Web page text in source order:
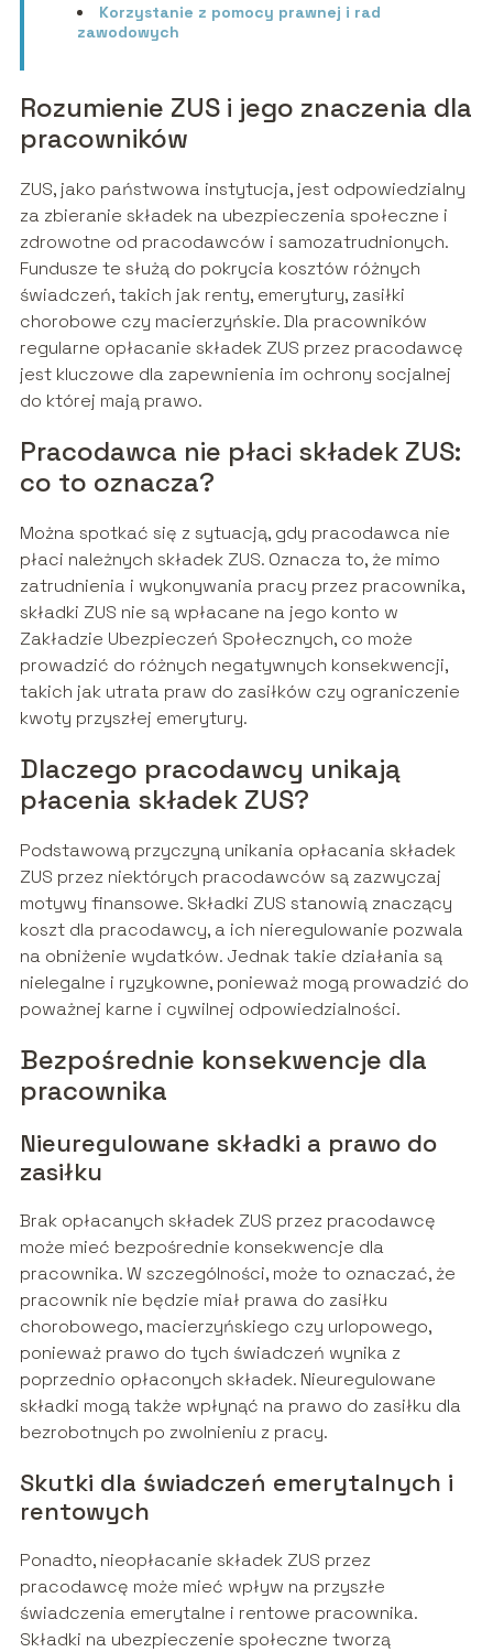
Korzystanie z pomocy prawnej i rad
zawodowych
Rozumienie ZUS i jego znaczenia dla
pracowników
ZUS, jako państwowa instytucja, jest odpowiedzialny
za zbieranie składek na ubezpieczenia społeczne i
zdrowotne od pracodawców i samozatrudnionych.
Fundusze te służą do pokrycia kosztów różnych
świadczeń, takich jak renty, emerytury, zasiłki
chorobowe czy macierzyńskie. Dla pracowników
regularne opłacanie składek ZUS przez pracodawcę
jest kluczowe dla zapewnienia im ochrony socjalnej
do której mają prawo.
Pracodawca nie płaci składek ZUS:
co to oznacza?
Można spotkać się z sytuacją, gdy pracodawca nie
płaci należnych składek ZUS. Oznacza to, że mimo
zatrudnienia i wykonywania pracy przez pracownika,
składki ZUS nie są wpłacane na jego konto w
Zakładzie Ubezpieczeń Społecznych, co może
prowadzić do różnych negatywnych konsekwencji,
takich jak utrata praw do zasiłków czy ograniczenie
kwoty przyszłej emerytury.
Dlaczego pracodawcy unikają
płacenia składek ZUS?
Podstawową przyczyną unikania opłacania składek
ZUS przez niektórych pracodawców są zazwyczaj
motywy finansowe. Składki ZUS stanowią znaczący
koszt dla pracodawcy, a ich nieregulowanie pozwala
na obniżenie wydatków. Jednak takie działania są
nielegalne i ryzykowne, ponieważ mogą prowadzić do
poważnej karne i cywilnej odpowiedzialności.
Bezpośrednie konsekwencje dla
pracownika
Nieuregulowane składki a prawo do
zasiłku
Brak opłacanych składek ZUS przez pracodawcę
może mieć bezpośrednie konsekwencje dla
pracownika. W szczególności, może to oznaczać, że
pracownik nie będzie miał prawa do zasiłku
chorobowego, macierzyńskiego czy urlopowego,
ponieważ prawo do tych świadczeń wynika z
poprzednio opłaconych składek. Nieuregulowane
składki mogą także wpłynąć na prawo do zasiłku dla
bezrobotnych po zwolnieniu z pracy.
Skutki dla świadczeń emerytalnych i
rentowych
Ponadto, nieopłacanie składek ZUS przez
pracodawcę może mieć wpływ na przyszłe
świadczenia emerytalne i rentowe pracownika.
Składki na ubezpieczenie społeczne tworzą